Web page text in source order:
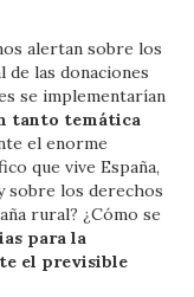
alertan sobre los
las donaciones
se implementarían
tanto temática
el enorme
que vive España,
sobre los derechos
rural? ¿Cómo se
para la
el previsible